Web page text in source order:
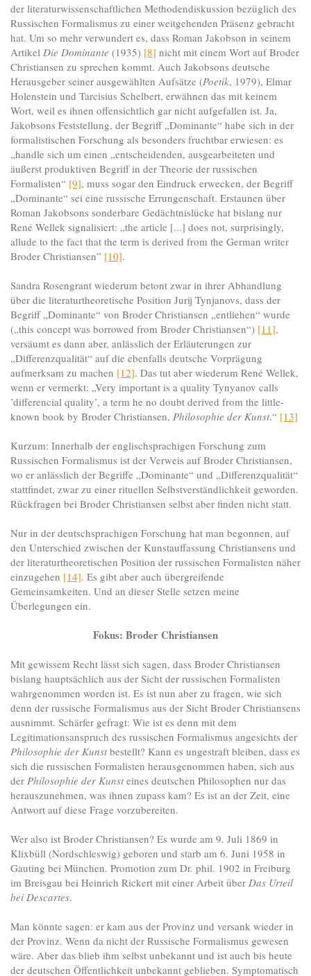
der literaturwissenschaftlichen Methodendiskussion bezüglich des
Russischen Formalismus zu einer weitgehenden Präsenz gebracht
hat. Um so mehr verwundert es, dass Roman Jakobson in seinem
Artikel Die Dominante (1935) [8] nicht mit einem Wort auf Broder
Christiansen zu sprechen kommt. Auch Jakobsons deutsche
Herausgeber seiner ausgewählten Aufsätze (Poetik, 1979), Elmar
Holenstein und Tarcisius Schelbert, erwähnen das mit keinem
Wort, weil es ihnen offensichtlich gar nicht aufgefallen ist. Ja,
Jakobsons Feststellung, der Begriff „Dominante“ habe sich in der
formalistischen Forschung als besonders fruchtbar erwiesen: es
„handle sich um einen „entscheidenden, ausgearbeiteten und
äußerst produktiven Begriff in der Theorie der russischen
Formalisten“ [9], muss sogar den Eindruck erwecken, der Begriff
„Dominante“ sei eine russische Errungenschaft. Erstaunen über
Roman Jakobsons sonderbare Gedächtnislücke hat bislang nur
René Wellek signalisiert: „the article [...] does not, surprisingly,
allude to the fact that the term is derived from the German writer
Broder Christiansen” [10].
Sandra Rosengrant wiederum betont zwar in ihrer Abhandlung
über die literaturtheoretische Position Jurij Tynjanovs, dass der
Begriff „Dominante“ von Broder Christiansen „entliehen“ wurde
(„this concept was borrowed from Broder Christiansen“) [11],
versäumt es dann aber, anlässlich der Erläuterungen zur
„Differenzqualität“ auf die ebenfalls deutsche Vorprägung
aufmerksam zu machen [12]. Das tut aber wiederum René Wellek,
wenn er vermerkt: „Very important is a quality Tynyanov calls
’differencial quality’, a term he no doubt derived from the little-
known book by Broder Christiansen, Philosophie der Kunst.“ [13]
Kurzum: Innerhalb der englischsprachigen Forschung zum
Russischen Formalismus ist der Verweis auf Broder Christiansen,
wo er anlässlich der Begriffe „Dominante“ und „Differenzqualität“
stattfindet, zwar zu einer rituellen Selbstverständlichkeit geworden.
Rückfragen bei Broder Christiansen selbst aber finden nicht statt.
Nur in der deutschsprachigen Forschung hat man begonnen, auf
den Unterschied zwischen der Kunstauffassung Christiansens und
der literaturtheoretischen Position der russischen Formalisten näher
einzugehen [14]. Es gibt aber auch übergreifende
Gemeinsamkeiten. Und an dieser Stelle setzen meine
Überlegungen ein.
Fokus: Broder Christiansen
Mit gewissem Recht lässt sich sagen, dass Broder Christiansen
bislang hauptsächlich aus der Sicht der russischen Formalisten
wahrgenommen worden ist. Es ist nun aber zu fragen, wie sich
denn der russische Formalismus aus der Sicht Broder Christiansens
ausnimmt. Schärfer gefragt: Wie ist es denn mit dem
Legitimationsanspruch des russischen Formalismus angesichts der
Philosophie der Kunstbestellt? Kann es ungestraft bleiben, dass es
sich die russischen Formalisten herausgenommen haben, sich aus
der Philosophie der Kunsteines deutschen Philosophen nur das
herauszunehmen, was ihnen zupass kam? Es ist an der Zeit, eine
Antwort auf diese Frage vorzubereiten.
Wer also ist Broder Christiansen? Es wurde am 9. Juli 1869 in
Klixbüll (Nordschleswig) geboren und starb am 6. Juni 1958 in
Gauting bei München. Promotion zum Dr. phil. 1902 in Freiburg
im Breisgau bei Heinrich Rickert mit einer Arbeit über Das Urteil
bei Descartes.
Man könnte sagen: er kam aus der Provinz und versank wieder in
der Provinz. Wenn da nicht der Russische Formalismus gewesen
wäre. Aber das blieb ihm selbst unbekannt und ist auch bis heute
der deutschen Öffentlichkeit unbekannt geblieben. Symptomatisch